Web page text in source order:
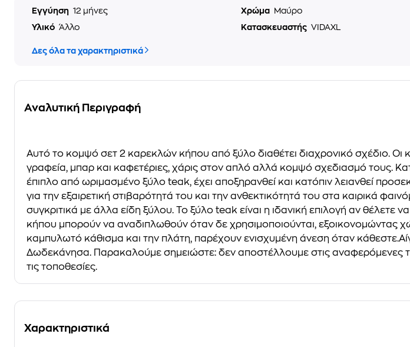
Εγγύηση 12 μήνες Χρώμα
Μαύρο
Υλικό Άλλο Κατασκευαστής VIDAXL
Δες όλα τα χαρακτηριστικά
Αναλυτική Περιγραφή
Αυτό το κομψό σετ 2 καρεκλών κήπου από ξύλο διαθέτει διαχρονικό σχέδιο.
γραφεία, μπαρ και καφετέριες, χάρις στον απλό αλλά κομψό σχεδιασμό τους.
έπιπλο από ωριμασμένο ξύλο teak, έχει αποξηρανθεί και κατόπιν λειανθεί
για την εξαιρετική στιβαρότητά του και την ανθεκτικότητά του στα καιρικά
συγκριτικά με άλλα είδη ξύλου. Το ξύλο teak είναι η ιδανική επιλογή αν
κήπου μπορούν να αναδιπλωθούν όταν δε χρησιμοποιούνται, εξοικονομώντας
καμπυλωτό κάθισμα και την πλάτη, παρέχουν ενισχυμένη άνεση όταν
Δωδεκάνησα. Παρακαλούμε σημειώστε: δεν αποστέλλουμε στις αναφερόμενες
τις τοποθεσίες.
Χαρακτηριστικά